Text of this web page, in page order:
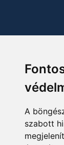
A
szabott